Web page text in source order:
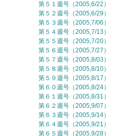
第５１週号（2005,6/22）
第５２週号（2005,6/29）
第５３週号（2005,7/06）
第５４週号（2005,7/13）
第５５週号（2005,7/20）
第５６週号（2005,7/27）
第５７週号（2005,8/03）
第５８週号（2005,8/10）
第５９週号（2005,8/17）
第６０週号（2005,8/24）
第６１週号（2005,8/31）
第６２週号（2005,9/07）
第６３週号（2005,9/14）
第６４週号（2005,9/21）
第６５週号（2005,9/28）